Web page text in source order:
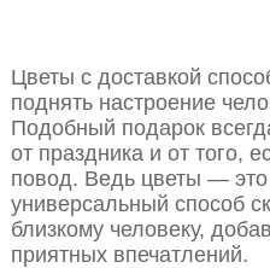
Цветы с доставкой
поднять настроение
Подобный подарок
от праздника и от того,
повод. Ведь цветы — это
универсальный способ
близкому человеку,
приятных впечатлений.